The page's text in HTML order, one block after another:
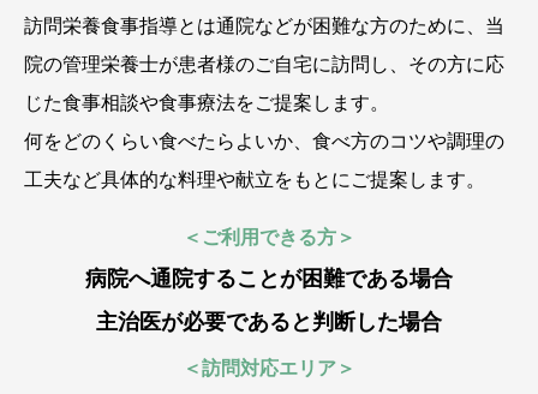
訪問栄養食事指導とは通院などが困難な方のために、当
院の管理栄養士が患者様のご自宅に訪問し、その方に応
じた食事相談や食事療法をご提案します。
何をどのくらい食べたらよいか、食べ方のコツや調理の
工夫など具体的な料理や献立をもとにご提案します。
＜ご利用できる方＞
病院へ通院することが困難である場合
主治医が必要であると判断した場合
＜訪問対応エリア＞